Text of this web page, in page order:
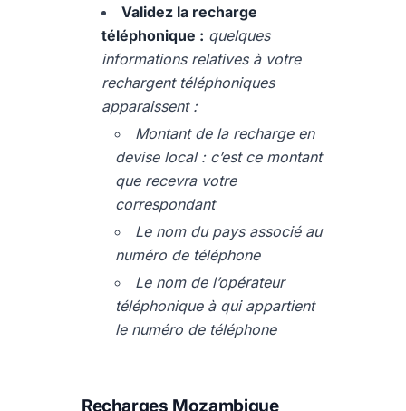
Validez la recharge
téléphonique : quelques
informations relatives à votre
rechargent téléphoniques
apparaissent :
Montant de la recharge en
devise local : c’est ce montant
que recevra votre
correspondant
Le nom du pays associé au
numéro de téléphone
Le nom de l’opérateur
téléphonique à qui appartient
le numéro de téléphone
Recharges Mozambique